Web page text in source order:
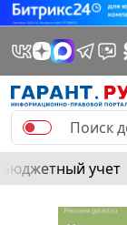
Бюджетный учет